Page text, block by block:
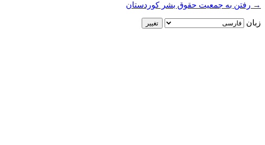
→ رفتن به جمعیت حقوق بشر کوردستان
زبان